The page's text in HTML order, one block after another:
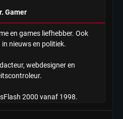
Gamer
en games liefhebber. Ook
nieuws en politiek.
webdesigner en
2000 vanaf 1998.